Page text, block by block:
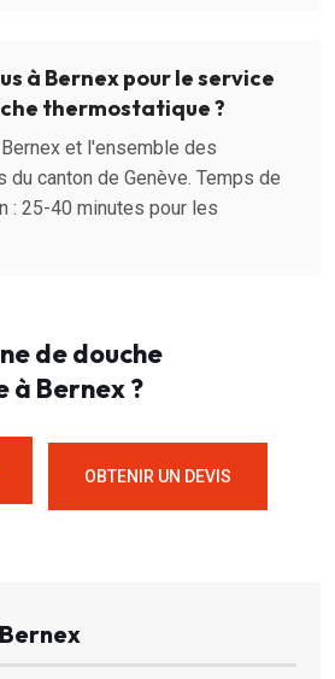
à Bernex pour le service
thermostatique ?
et l'ensemble des
canton de Genève. Temps de
: 25-40 minutes pour les
de douche
Bernex ?
OBTENIR UN DEVIS